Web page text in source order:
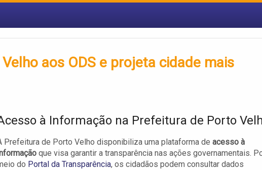
aos ODS e projeta cidade mais
à Informação na Prefeitura de Porto
Prefeitura de Porto Velho disponibiliza uma plataforma de acesso à
que visa garantir a transparência nas ações governamentais.
do Portal da Transparência, os cidadãos podem consultar dados